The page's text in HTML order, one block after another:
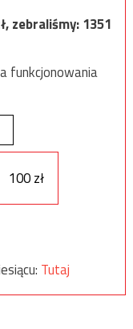
zebraliśmy:1351
funkcjonowania
100 zł
Tutaj